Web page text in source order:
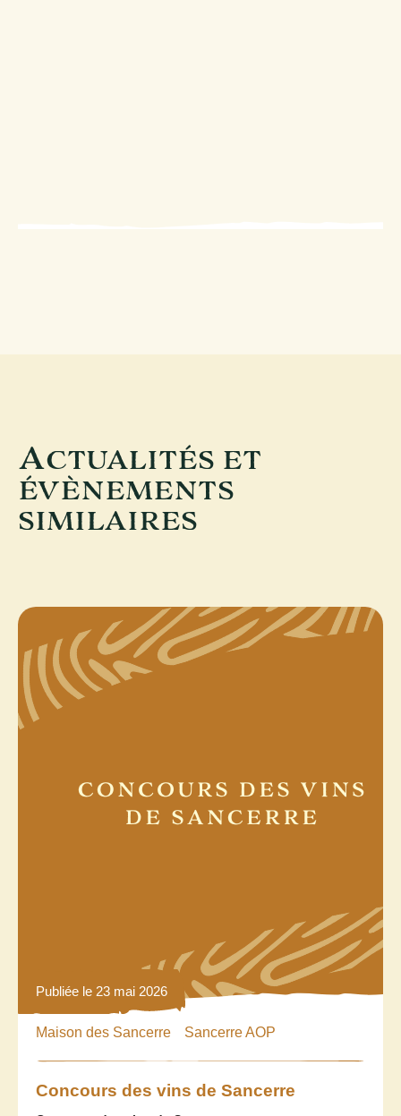
ACTUALITÉS ET
ÉVÈNEMENTS
SIMILAIRES
Publiée le 23 mai 2026
Maison des Sancerre Sancerre AOP
Concours des vins de Sancerre